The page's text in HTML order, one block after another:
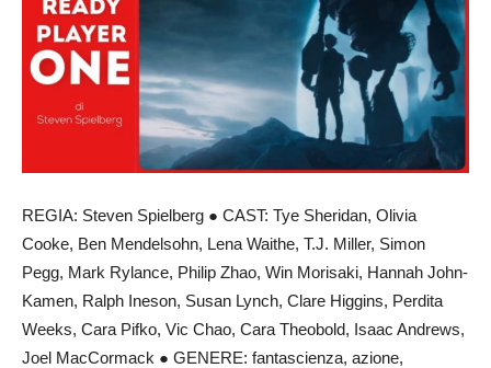
REGIA: Steven Spielberg ● CAST: Tye Sheridan, Olivia
Cooke, Ben Mendelsohn, Lena Waithe, T.J. Miller, Simon
Pegg, Mark Rylance, Philip Zhao, Win Morisaki, Hannah John-
Kamen, Ralph Ineson, Susan Lynch, Clare Higgins, Perdita
Weeks, Cara Pifko, Vic Chao, Cara Theobold, Isaac Andrews,
Joel MacCormack ● GENERE: fantascienza, azione,